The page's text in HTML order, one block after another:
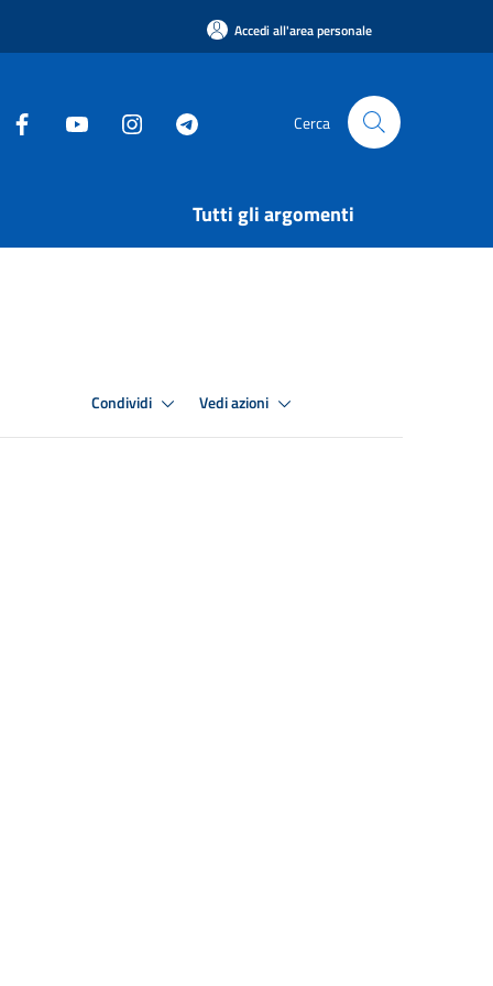
Accedi all'area personale
Cerca
Tutti gli argomenti
Condividi Vedi azioni